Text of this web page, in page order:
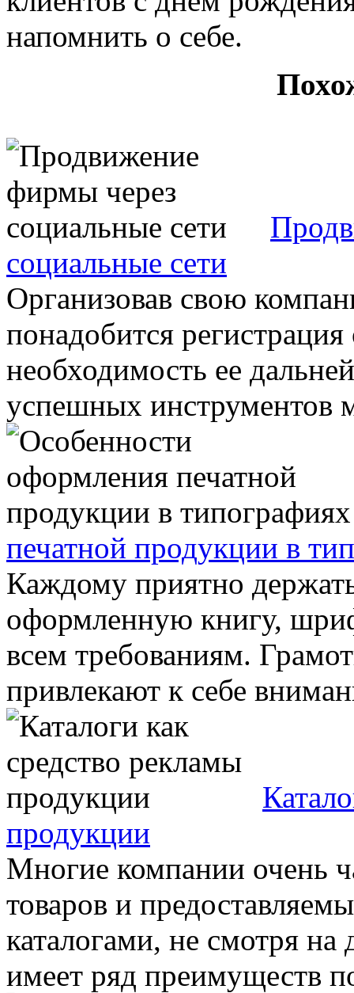
напомнить о себе.
социальные сети
Организовав свою
понадобится
необходимость ее
успешных инструментов
печатной продукции в
Каждому приятно
оформленную книгу,
всем требованиям.
привлекают к себе
продукции
Многие компании очень
товаров и
каталогами, не смотря на
имеет ряд преимуществ